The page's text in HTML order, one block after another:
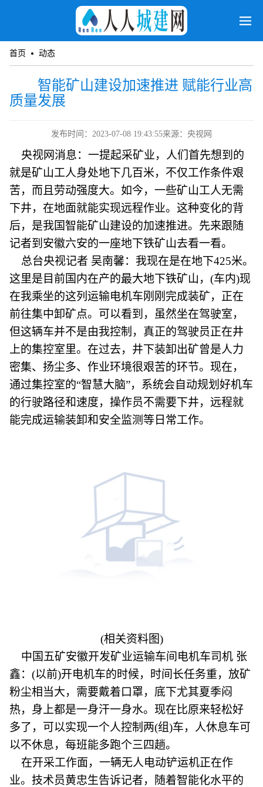
首页 动态
智能矿山建设加速推进 赋能行业高
质量发展
发布时间：2023-07-08 19:43:55来源：央视网
央视网消息：一提起采矿业，人们首先想到的
就是矿山工人身处地下几百米，不仅工作条件艰
苦，而且劳动强度大。如今，一些矿山工人无需
下井，在地面就能实现远程作业。这种变化的背
后，是我国智能矿山建设的加速推进。先来跟随
记者到安徽六安的一座地下铁矿山去看一看。
总台央视记者 吴南馨：我现在是在地下425米。
这里是目前国内在产的最大地下铁矿山，(车内)现
在我乘坐的这列运输电机车刚刚完成装矿，正在
前往集中卸矿点。可以看到，虽然坐在驾驶室，
但这辆车并不是由我控制，真正的驾驶员正在井
上的集控室里。在过去，井下装卸出矿曾是人力
密集、扬尘多、作业环境很艰苦的环节。现在，
通过集控室的“智慧大脑”，系统会自动规划好机车
的行驶路径和速度，操作员不需要下井，远程就
能完成运输装卸和安全监测等日常工作。
(相关资料图)
中国五矿安徽开发矿业运输车间电机车司机 张
鑫：(以前)开电机车的时候，时间长任务重，放矿
粉尘相当大，需要戴着口罩，底下尤其夏季闷
热，身上都是一身汗一身水。现在比原来轻松好
多了，可以实现一个人控制两(组)车，人休息车可
以不休息，每班能多跑个三四趟。
在开采工作面，一辆无人电动铲运机正在作
业。技术员黄忠生告诉记者，随着智能化水平的